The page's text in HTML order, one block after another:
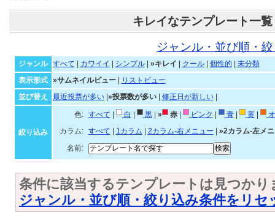
キレイなテンプレート一覧
ジャンル・並び順・
ジャンル すべて カワイイ シンプル| »キレイ クール| 個性的
未分類
表示形式
»サムネイルビュー|
リストビュー
並び替え
最近投票が多い| »投票数が多い| 修正日が新しい|
絞り込み
色: すべて 白 黒| » 赤| ピンク 青| 黄|
カラム:
すべて 1カラム 2カラム-右メニュー
»2カラム-左メ
名前:
条件に該当するテンプレートは見つかり
ジャンル・並び順・絞り込み条件をリセ